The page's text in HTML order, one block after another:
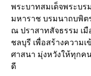
พระบาทสมเด็จพระบ
มหาราช บรมนาถบพิต
ณ ปราสาทสัจธรรม เมื
ชลบุรี เพื่อสร้างความ
ศาสนา มุ่งหวังให้ทุกค
ดี